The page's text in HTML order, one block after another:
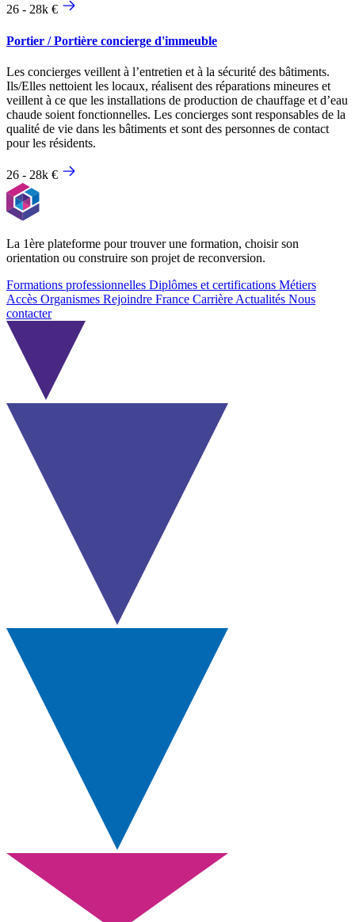
26 - 28k €
Portier / Portière concierge d'immeuble
Les concierges veillent à l’entretien et à la sécurité des bâtiments.
Ils/Elles nettoient les locaux, réalisent des réparations mineures et
veillent à ce que les installations de production de chauffage et d’eau
chaude soient fonctionnelles. Les concierges sont responsables de la
qualité de vie dans les bâtiments et sont des personnes de contact
pour les résidents.
26 - 28k €
La 1ère plateforme pour trouver une formation, choisir son
orientation ou construire son projet de reconversion.
Formations professionnelles Diplômes et certifications Métiers
Accès Organismes Rejoindre France Carrière Actualités Nous
contacter